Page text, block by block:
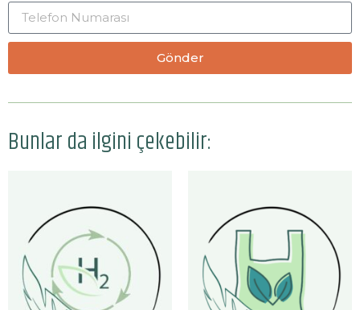
Gönder
Bunlar da ilgini çekebilir: